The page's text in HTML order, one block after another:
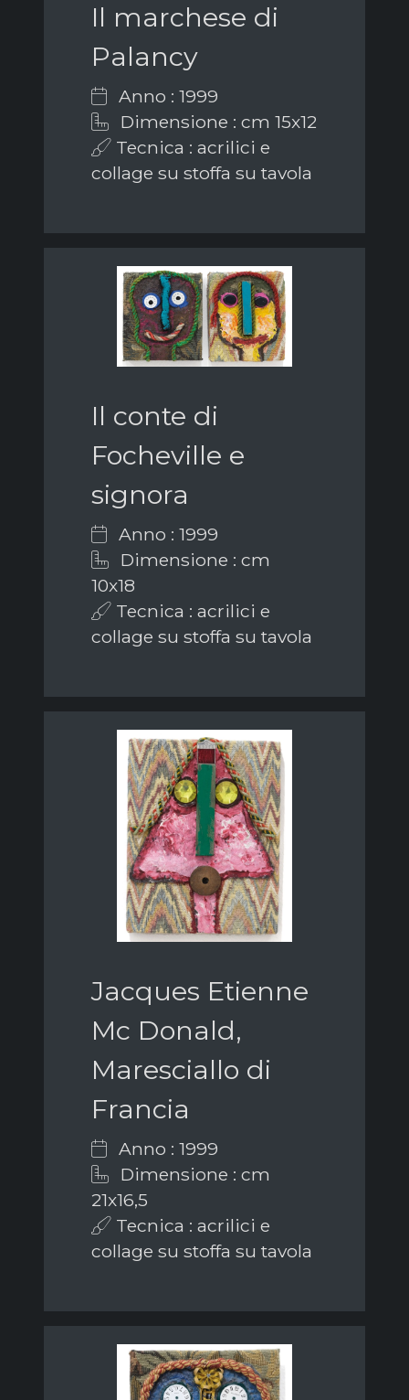
Il marchese di
Palancy
Anno : 1999
Dimensione : cm 15x12
Tecnica : acrilici e
collage su stoffa su tavola
Il conte di
Focheville e
signora
Anno : 1999
Dimensione : cm
10x18
Tecnica : acrilici e
collage su stoffa su tavola
Jacques Etienne
Mc Donald,
Maresciallo di
Francia
Anno : 1999
Dimensione : cm
21x16,5
Tecnica : acrilici e
collage su stoffa su tavola